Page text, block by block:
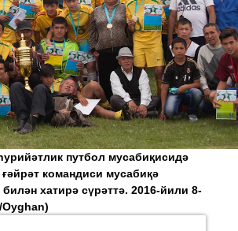
путбол мусабиқисидә
командиси мусабиқә
хатирә сүрәттә. 2016-йили 8-
Oyghan)